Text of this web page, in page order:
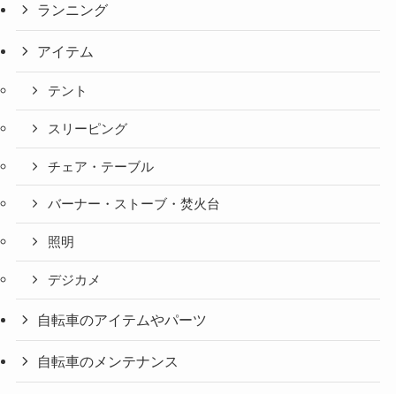
ランニング
アイテム
テント
スリーピング
チェア・テーブル
バーナー・ストーブ・焚火台
照明
デジカメ
自転車のアイテムやパーツ
自転車のメンテナンス